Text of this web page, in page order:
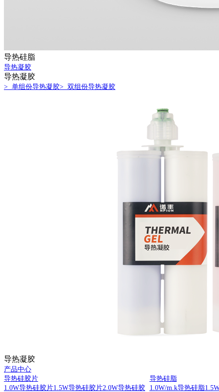
导热硅脂
导热凝胶
导热凝胶
> 单组份导热凝胶> 双组份导热凝胶
导热凝胶
产品中心
导热硅胶片
1.0W导热硅胶片1.5W导热硅胶片2.0W导热硅胶
导热硅脂
1.0W/m.k导热硅脂